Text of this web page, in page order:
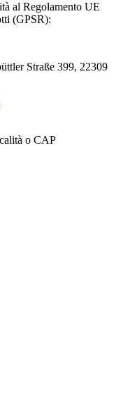
al Regolamento UE
(GPSR):
Straße 399, 22309
o CAP